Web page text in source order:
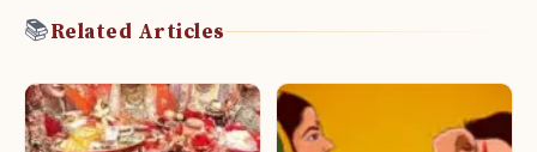
📚Related Articles